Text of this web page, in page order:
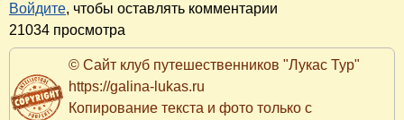
Войдите, чтобы оставлять комментарии
21034 просмотра
© Сайт клуб путешественников "Лукас Тур"
https://galina-lukas.ru
Копирование текста и фото только с